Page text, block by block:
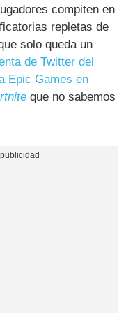
compiten en
repletas de
solo queda un
de Twitter del
Epic Games en
que no sabemos